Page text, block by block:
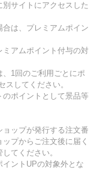
サイトにアクセスした
は、プレミアムポイン
アムポイント付与の対
1回のご利用ごとにポ
スしてください。
ポイントとして景品等
ップが発行する注文番
プからご注文後に届く
てください。
ントUPの対象外とな